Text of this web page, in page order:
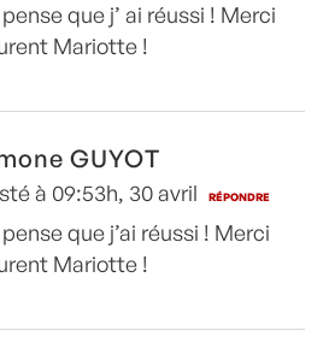
que j’ ai réussi ! Merci
Mariotte !
GUYOT
à 09:53h, 30 avril RÉPONDRE
que j’ai réussi ! Merci
Mariotte !